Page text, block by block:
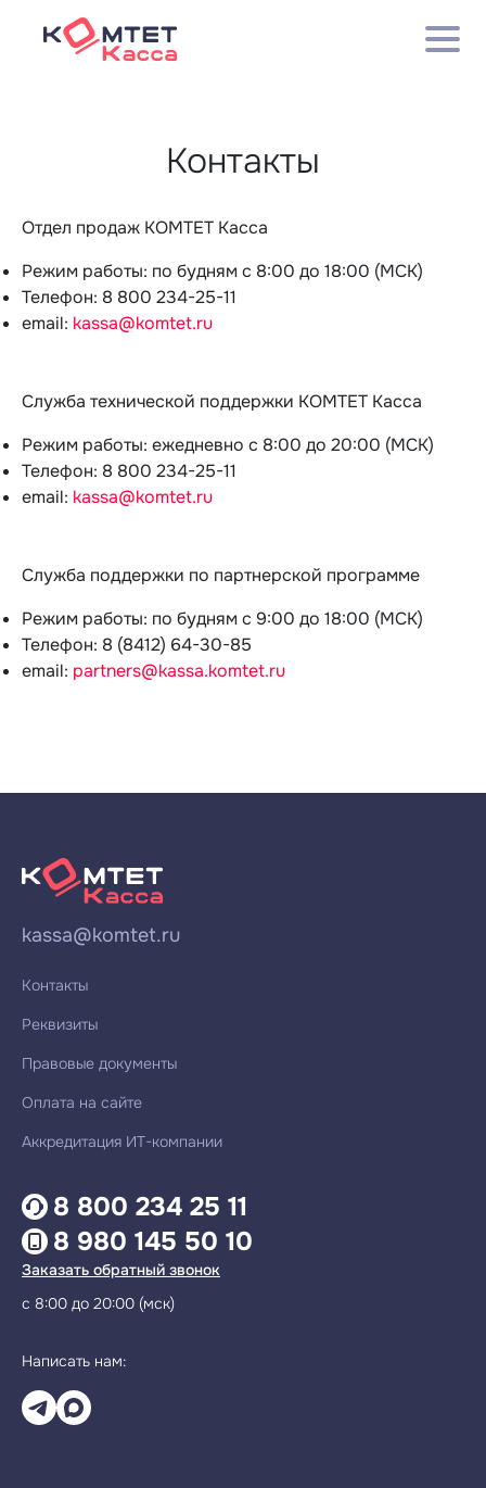
Контакты
Отдел продаж КОМТЕТ Касса
Режим работы: по будням с 8:00 до 18:00 (МСК)
Телефон: 8 800 234-25-11
email: kassa@komtet.ru
Служба технической поддержки КОМТЕТ Касса
Режим работы: ежедневно с 8:00 до 20:00 (МСК)
Телефон: 8 800 234-25-11
email: kassa@komtet.ru
Служба поддержки по партнерской программе
Режим работы: по будням с 9:00 до 18:00 (МСК)
Телефон: 8 (8412) 64-30-85
email: partners@kassa.komtet.ru
kassa@komtet.ru
Контакты
Реквизиты
Правовые документы
Оплата на сайте
Аккредитация ИТ-компании
8 800 234 25 11
8 980 145 50 10
Заказать обратный звонок
с 8:00 до 20:00 (мск)
Написать нам: